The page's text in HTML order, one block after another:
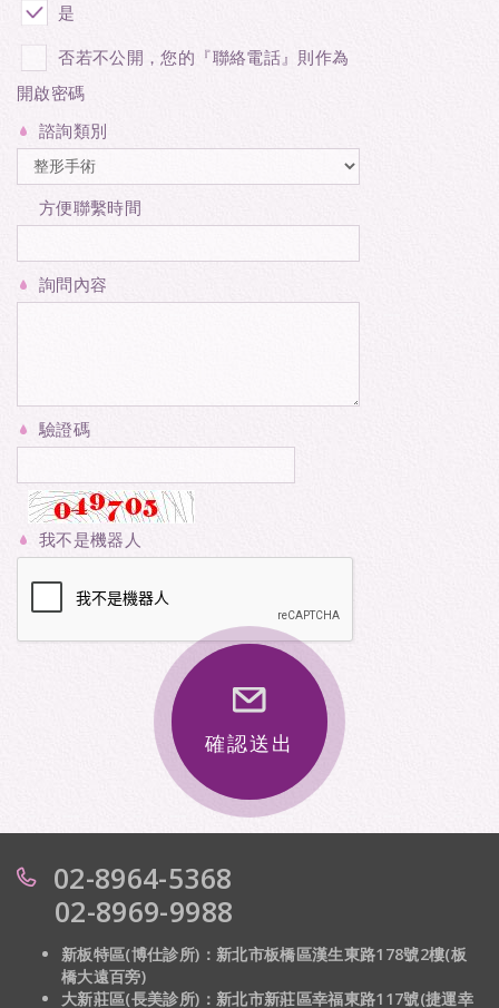
是
否若不公開，您的『聯絡電話』則作為
開啟密碼
諮詢類別
方便聯繫時間
詢問內容
驗證碼
我不是機器人
確認送出
02-8964-5368
02-8969-9988
新板特區(博仕診所)：新北市板橋區漢生東路178號2樓(板
橋大遠百旁)
大新莊區(長美診所)： 新北市新莊區幸福東路117號(捷運幸